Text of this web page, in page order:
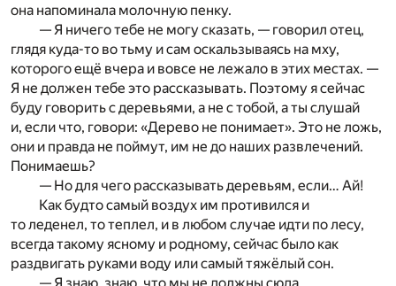
она напоминала молочную пенку.
— Я ничего тебе не могу сказать, — говорил отец,
глядя куда-то во тьму и сам оскальзываясь на мху,
которого ещё вчера и вовсе не лежало в этих местах. —
Я не должен тебе это рассказывать. Поэтому я сейчас
буду говорить с деревьями, а не с тобой, а ты слушай
и, если что, говори: «Дерево не понимает». Это не ложь,
они и правда не поймут, им не до наших развлечений.
Понимаешь?
— Но для чего рассказывать деревьям, если… Ай!
Как будто самый воздух им противился и
то леденел, то теплел, и в любом случае идти по лесу,
всегда такому ясному и родному, сейчас было как
раздвигать руками воду или самый тяжёлый сон.
— Я знаю, знаю, что мы не должны сюда